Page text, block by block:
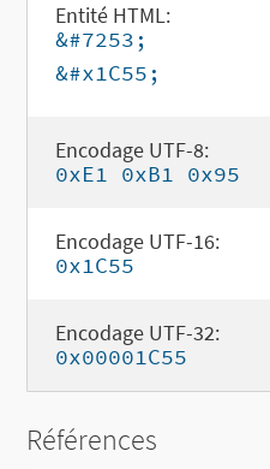
Entité HTML:
&#7253;
&#x1C55;
Encodage UTF-8:
0xE1 0xB1 0x95
Encodage UTF-16:
0x1C55
Encodage UTF-32:
0x00001C55
Références